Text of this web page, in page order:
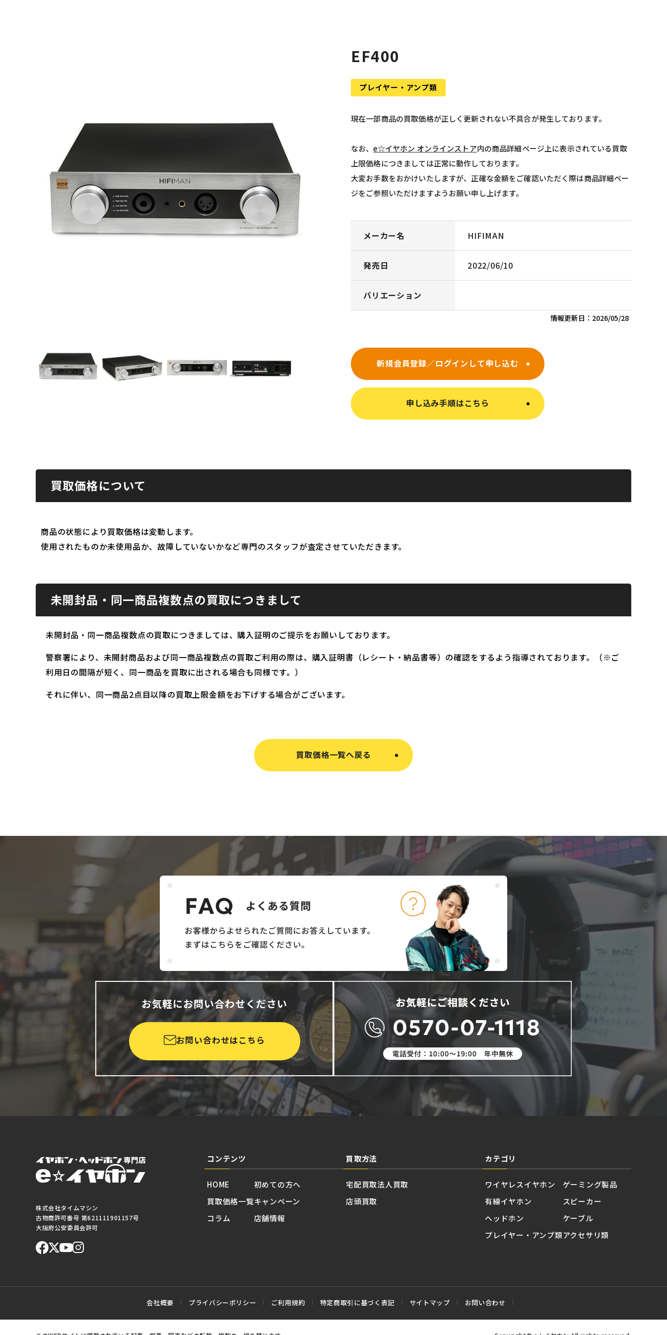
EF400
プレイヤー・アンプ類
現在一部商品の買取価格が正しく更新されない不具合が発生しております。
なお、e☆イヤホン オンラインストア内の商品詳細ページ上に表示されている買取
上限価格につきましては正常に動作しております。
大変お手数をおかけいたしますが、正確な金額をご確認いただく際は商品詳細ペー
ジをご参照いただけますようお願い申し上げます。
メーカー名 HIFIMAN
発売日 2022/06/10
バリエーション
情報更新日： 2026/05/28
新規会員登録／ログインして申し込む
申し込み手順はこちら
買取価格について
商品の状態により買取価格は変動します。
使用されたものか未使用品か、故障していないかなど専門のスタッフが査定させていただきます。
未開封品・同一商品複数点の買取につきまして
未開封品・同一商品複数点の買取につきましては、購入証明のご提示をお願いしております。
警察署により、未開封商品および同一商品複数点の買取ご利用の際は、購入証明書（レシート・納品書等）の確認をするよう指導されております。（※ご
利用日の間隔が短く、同一商品を買取に出される場合も同様です。）
それに伴い、同一商品2点目以降の買取上限金額をお下げする場合がございます。
買取価格一覧へ戻る
お気軽にお問い合わせください
お問い合わせはこちら
株式会社タイムマシン
古物商許可番号 第621111901157号
大阪府公安委員会許可
コンテンツ
HOME
買取価格一覧
コラム
初めての方へ
キャンペーン
店舗情報
買取方法
宅配買取
店頭買取
法人買取
カテゴリ
ワイヤレスイヤホン
有線イヤホン
ヘッドホン
プレイヤー・アンプ類
ゲーミング製品
スピーカー
ケーブル
アクセサリ類
会社概要 プライバシーポリシー ご利用規約 特定商取引に基づく表記 サイトマップ お問い合わせ